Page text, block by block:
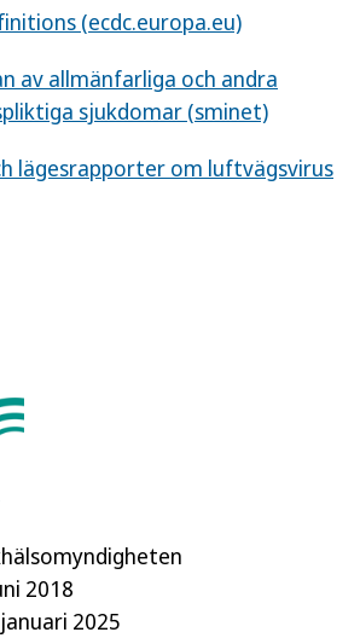
(ecdc.europa.eu)
av allmänfarliga och andra
sjukdomar (sminet)
lägesrapporter om luftvägsvirus
2018
2025